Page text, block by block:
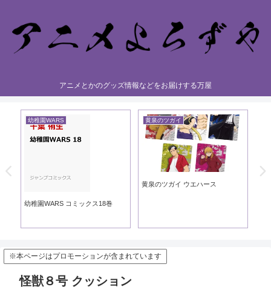
アニメとかのグッズ情報などをお届けする万屋
幼稚園WARS
幼稚園WARS コミックス18巻
黄泉のツガイ
黄泉のツガイ ウエハース
※本ページはプロモーションが含まれています
怪獣８号 クッション